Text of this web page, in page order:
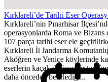
Kırklareli’de Tarihi Eser
Kırklareli’nin Pınarhisar
operasyonlarda Roma ve
107 parça tarihi eser ele
Kırklareli İl Jandarma
Aköğren ve Yenice köylerinde
eserlerin kaçak defineciler
daha önceden belirlediği...